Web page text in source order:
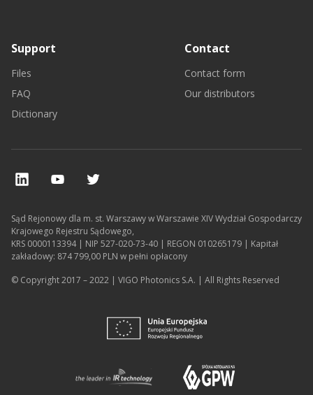
Support
Files
FAQ
Dictionary
Contact
Contact form
Our distributors
Sąd Rejonowy dla m. st. Warszawy w Warszawie XIV Wydział Gospodarczy
Krajowego Rejestru Sądowego,
KRS 0000113394 | NIP 527-020-73-40 | REGON 010265179 | Kapitał
zakładowy: 874 799,00 PLN w pełni opłacony
© Copyright 2017 – 2022 | VIGO Photonics S.A. | All Rights Reserved